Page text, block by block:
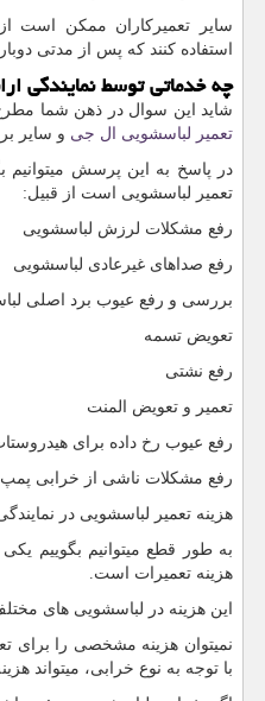
سایر تعمیرکاران ممکن است
استفاده کنند که پس از مدتی
چه خدماتی توسط نمایندگی
شاید این سوال در ذهن شما
تعمیر لباسشویی ال جی و سایر
در پاسخ به این پرسش میتوانیم
تعمیر لباسشویی است از قبیل:
رفع مشکلات لرزش لباسشویی
رفع صداهای غیرعادی لباسشویی
بررسی و رفع عیوب برد اصلی
تعویض تسمه
رفع نشتی
تعمیر و تعویض المنت
رفع عیوب رخ داده برای
رفع مشکلات ناشی از خرابی پمپ
هزینه تعمیر لباسشویی در
به طور قطع میتوانیم بگوییم
هزینه تعمیرات است.
این هزینه در لباسشویی های
نمیتوان هزینه مشخصی را برای
با توجه به نوع خرابی، میتواند